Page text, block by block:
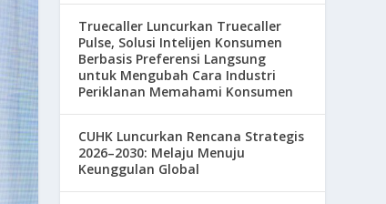
Truecaller Luncurkan Truecaller
Pulse, Solusi Intelijen Konsumen
Berbasis Preferensi Langsung
untuk Mengubah Cara Industri
Periklanan Memahami Konsumen
CUHK Luncurkan Rencana Strategis
2026–2030: Melaju Menuju
Keunggulan Global